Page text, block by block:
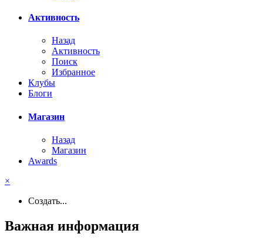
Активность
Назад
Активность
Поиск
Избранное
Клубы
Блоги
Магазин
Назад
Магазин
Awards
×
Создать...
Важная информация